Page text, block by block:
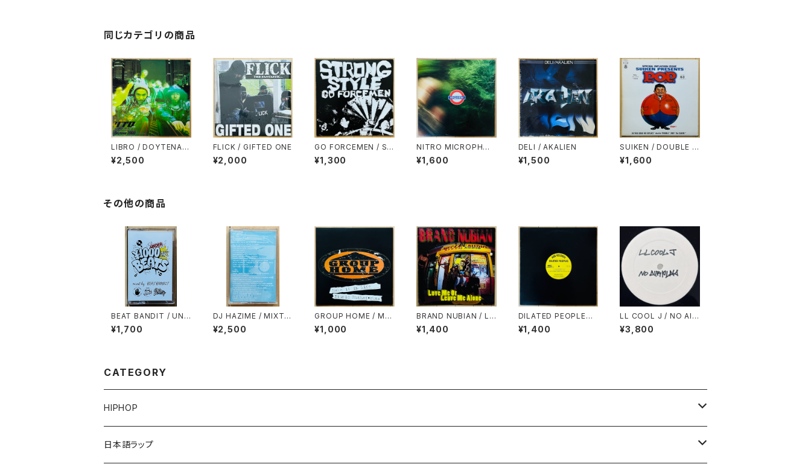
同じカテゴリの商品
LIBRO / DOYTENA 2
000
¥2,500
FLICK / GIFTED ONE
¥2,000
GO FORCEMEN / ST
RONG STYLE
¥1,300
NITRO MICROPHON
E UNDERGROUND(S
-WORD/MACKA-CHI
¥1,600
DELI / AKALIEN
¥1,500
SUIKEN / DOUBLE T
ROUBLE
¥1,600
その他の商品
BEAT BANDIT / UND
ER 1000YEN BEATS
(60 MINUTES OF C
¥1,700
DJ HAZIME / MIXTA
PE VOL.7
¥2,500
GROUP HOME / MA
KE IT IN LIFE
¥1,000
BRAND NUBIAN / LO
VE ME OR LEAVE ME
ALONE
¥1,400
DILATED PEOPLES /
LIVE ON STAGE
¥1,400
LL COOL J / NO AIR
PLAY
¥3,800
CATEGORY
HIPHOP
12"/7"
日本語ラップ